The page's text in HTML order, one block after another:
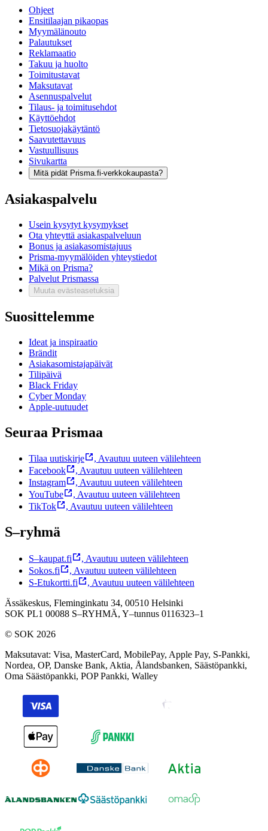
Ohjeet
Ensitilaajan pikaopas
Myymälänouto
Palautukset
Reklamaatio
Takuu ja huolto
Toimitustavat
Maksutavat
Asennuspalvelut
Tilaus- ja toimitusehdot
Käyttöehdot
Tietosuojakäytäntö
Saavutettavuus
Vastuullisuus
Sivukartta
Mitä pidät Prisma.fi-verkkokaupasta?
Asiakaspalvelu
Usein kysytyt kysymykset
Ota yhteyttä asiakaspalveluun
Bonus ja asiakasomistajuus
Prisma-myymälöiden yhteystiedot
Mikä on Prisma?
Palvelut Prismassa
Muuta evästeasetuksia
Suosittelemme
Ideat ja inspiraatio
Brändit
Asiakasomistajapäivät
Tilipäivä
Black Friday
Cyber Monday
Apple-uutuudet
Seuraa Prismaa
Tilaa uutiskirje , Avautuu uuteen välilehteen
Facebook
, Avautuu uuteen välilehteen
Instagram
, Avautuu uuteen välilehteen
YouTube
, Avautuu uuteen välilehteen
TikTok
, Avautuu uuteen välilehteen
S–ryhmä
S–kaupat.fi , Avautuu uuteen välilehteen
Sokos.fi
, Avautuu uuteen välilehteen
S-Etukortti.fi
, Avautuu uuteen välilehteen
Ässäkeskus, Fleminginkatu 34, 00510 Helsinki
SOK PL1 00088 S–RYHMÄ, Y–tunnus 0116323–1
© SOK 2026
Maksutavat: Visa, MasterCard, MobilePay, Apple Pay, S-Pankki,
Nordea, OP, Danske Bank, Aktia, Ålandsbanken, Säästöpankki,
Oma Säästöpankki, POP Pankki, Walley